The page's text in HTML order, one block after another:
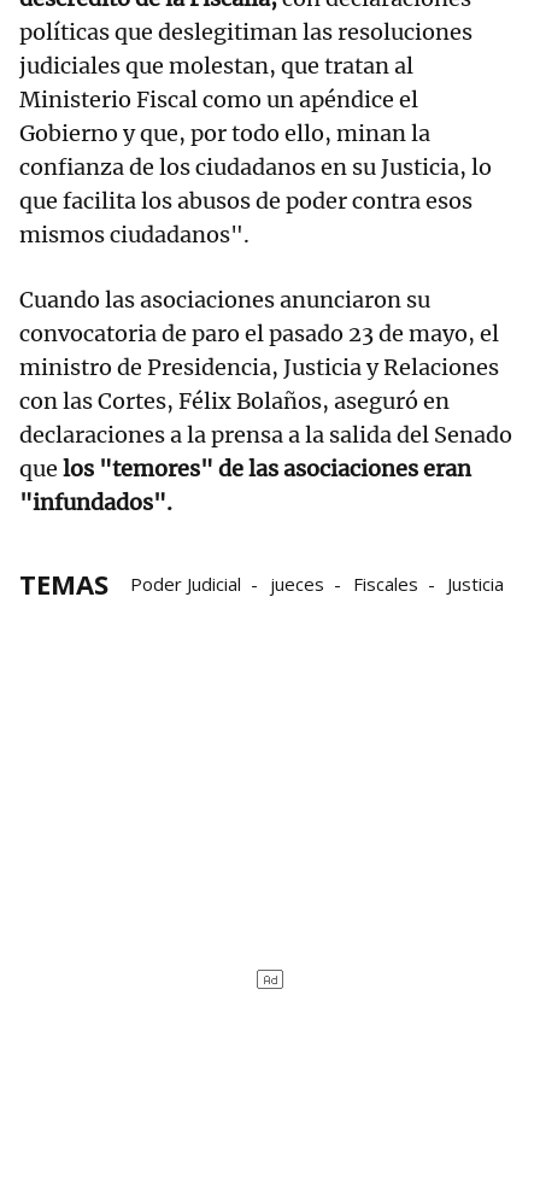
políticas que deslegitiman las resoluciones
judiciales que molestan, que tratan al
Ministerio Fiscal como un apéndice el
Gobierno y que, por todo ello, minan la
confianza de los ciudadanos en su Justicia, lo
que facilita los abusos de poder contra esos
mismos ciudadanos".
Cuando las asociaciones anunciaron su
convocatoria de paro el pasado 23 de mayo, el
ministro de Presidencia, Justicia y Relaciones
con las Cortes, Félix Bolaños, aseguró en
declaraciones a la prensa a la salida del Senado
que los "temores" de las asociaciones eran
"infundados".
TEMAS Poder Judicial jueces Fiscales Justicia